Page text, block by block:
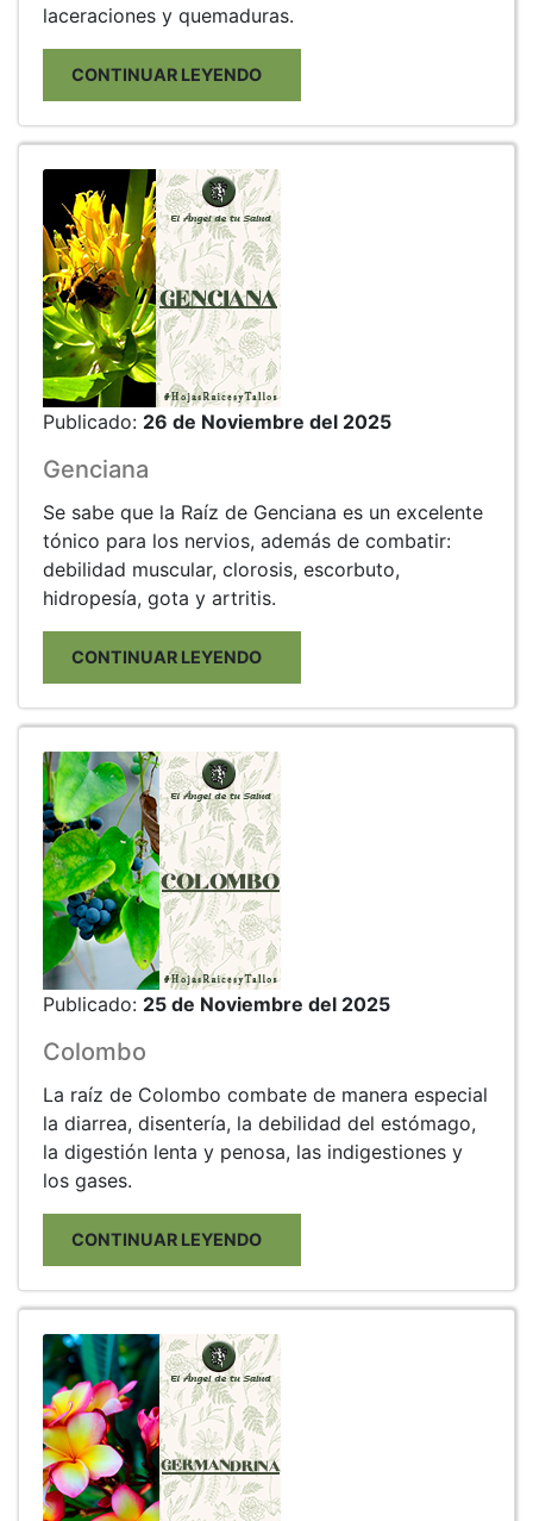
laceraciones y quemaduras.
CONTINUAR LEYENDO
Publicado: 26 de Noviembre del 2025
Genciana
Se sabe que la Raíz de Genciana es un excelente
tónico para los nervios, además de combatir:
debilidad muscular, clorosis, escorbuto,
hidropesía, gota y artritis.
CONTINUAR LEYENDO
Publicado: 25 de Noviembre del 2025
Colombo
La raíz de Colombo combate de manera especial
la diarrea, disentería, la debilidad del estómago,
la digestión lenta y penosa, las indigestiones y
los gases.
CONTINUAR LEYENDO